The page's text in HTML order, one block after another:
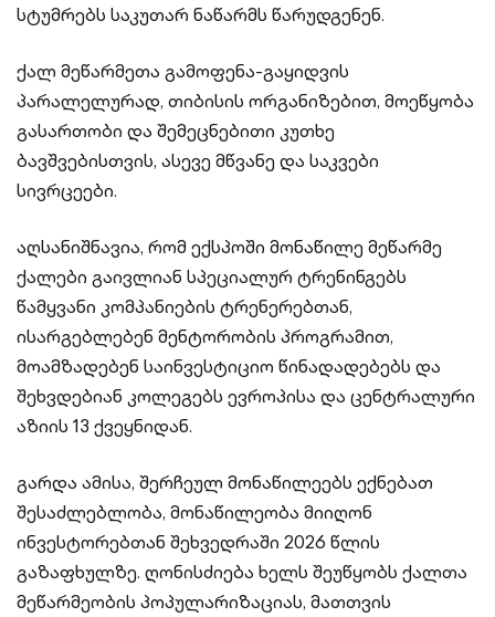
სტუმრებს საკუთარ ნაწარმს წარუდგენენ.
ქალ მეწარმეთა გამოფენა-გაყიდვის
პარალელურად, თიბისის ორგანიზებით, მოეწყობა
გასართობი და შემეცნებითი კუთხე
ბავშვებისთვის, ასევე მწვანე და საკვები
სივრცეები.
აღსანიშნავია, რომ ექსპოში მონაწილე მეწარმე
ქალები გაივლიან სპეციალურ ტრენინგებს
წამყვანი კომპანიების ტრენერებთან,
ისარგებლებენ მენტორობის პროგრამით,
მოამზადებენ საინვესტიციო წინადადებებს და
შეხვდებიან კოლეგებს ევროპისა და ცენტრალური
აზიის 13 ქვეყნიდან.
გარდა ამისა, შერჩეულ მონაწილეებს ექნებათ
შესაძლებლობა, მონაწილეობა მიიღონ
ინვესტორებთან შეხვედრაში 2026 წლის
გაზაფხულზე. ღონისძიება ხელს შეუწყობს ქალთა
მეწარმეობის პოპულარიზაციას, მათთვის